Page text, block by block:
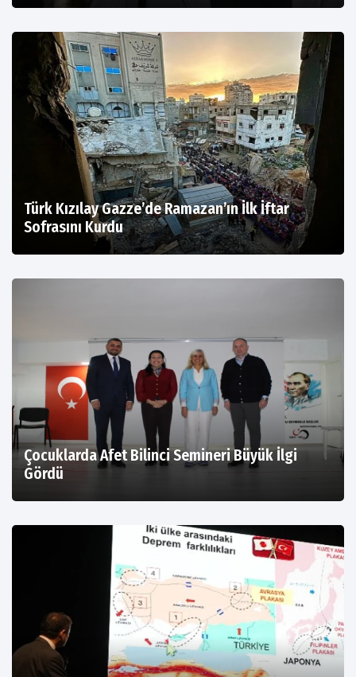
Türk Kızılay Gazze’de Ramazan’ın İlk İftar
Sofrasını Kurdu
Çocuklarda Afet Bilinci Semineri Büyük İlgi
Gördü